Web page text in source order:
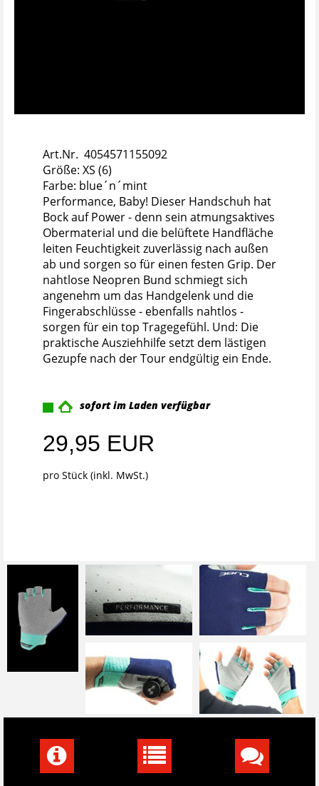
Art.Nr. 4054571155092
Größe: XS (6)
Farbe: blue´n´mint
Performance, Baby! Dieser Handschuh hat
Bock auf Power - denn sein atmungsaktives
Obermaterial und die belüftete Handfläche
leiten Feuchtigkeit zuverlässig nach außen
ab und sorgen so für einen festen Grip. Der
nahtlose Neopren Bund schmiegt sich
angenehm um das Handgelenk und die
Fingerabschlüsse - ebenfalls nahtlos -
sorgen für ein top Tragegefühl. Und: Die
praktische Ausziehhilfe setzt dem lästigen
Gezupfe nach der Tour endgültig ein Ende.
sofort im Laden verfügbar
29,95 EUR
pro Stück (inkl. MwSt.)